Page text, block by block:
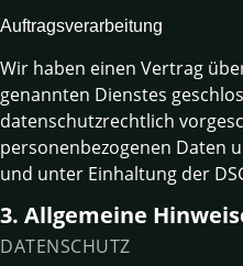
Auftragsverarbeitung
Wir haben einen Vertrag
genannten Dienstes
datenschutzrechtlich
personenbezogenen Daten
und unter Einhaltung der
3. Allgemeine
DATENSCHUTZ